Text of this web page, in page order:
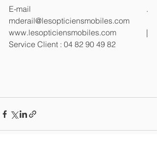
E-mail .
mderail@lesopticiensmobiles.com
www.lesopticiensmobiles.com  |
Service Client : 04 82 90 49 82